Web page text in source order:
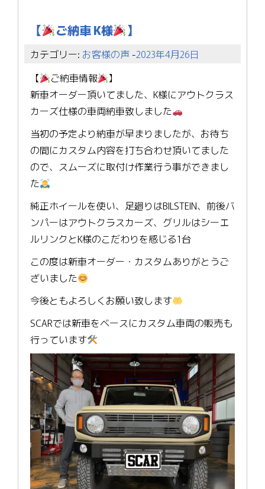
【 ご納車 K様 】
カテゴリー: お客様の声-2023年4月26日
【
ご納車情報
】
新車オーダー頂いてました、K様にアウトクラス
カーズ仕様の車両納車致しました
当初の予定より納車が早まりましたが、お待ち
の間にカスタム内容を打ち合わせ頂いてました
ので、スムーズに取付け作業行う事ができまし
た
純正ホイールを使い、足廻りはBILSTEIN、前後バ
ンパーはアウトクラスカーズ、グリルはシーエ
ルリンクとK様のこだわりを感じる1台
この度は新車オーダー・カスタムありがとうご
ざいました
今後ともよろしくお願い致します
SCARでは新車をベースにカスタム車両の販売も
行っています